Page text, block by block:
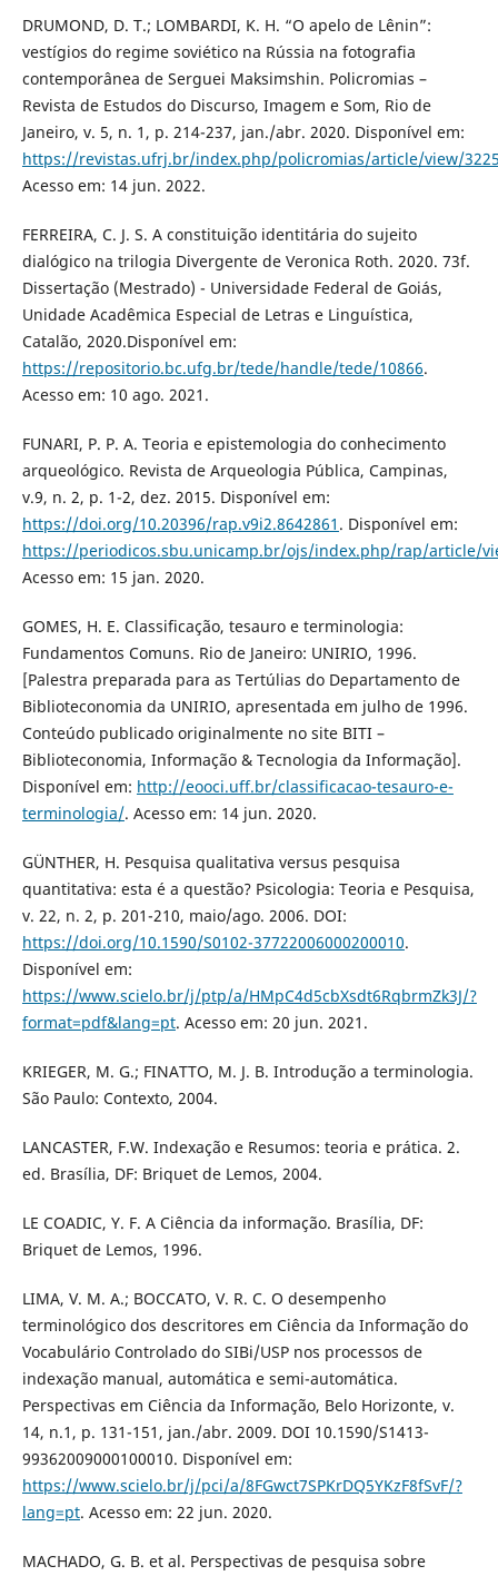
DRUMOND, D. T.; LOMBARDI, K. H. “O apelo de Lênin”:
vestígios do regime soviético na Rússia na fotografia
contemporânea de Serguei Maksimshin. Policromias –
Revista de Estudos do Discurso, Imagem e Som, Rio de
Janeiro, v. 5, n. 1, p. 214-237, jan./abr. 2020. Disponível em:
https://revistas.ufrj.br/index.php/policromias/article/view/
Acesso em: 14 jun. 2022.
FERREIRA, C. J. S. A constituição identitária do sujeito
dialógico na trilogia Divergente de Veronica Roth. 2020. 73f.
Dissertação (Mestrado) - Universidade Federal de Goiás,
Unidade Acadêmica Especial de Letras e Linguística,
Catalão, 2020.Disponível em:
https://repositorio.bc.ufg.br/tede/handle/tede/10866.
Acesso em: 10 ago. 2021.
FUNARI, P. P. A. Teoria e epistemologia do conhecimento
arqueológico. Revista de Arqueologia Pública, Campinas,
v.9, n. 2, p. 1-2, dez. 2015. Disponível em:
https://doi.org/10.20396/rap.v9i2.8642861 . Disponível em:
https://periodicos.sbu.unicamp.br/ojs/index.php/rap/article/
Acesso em: 15 jan. 2020.
GOMES, H. E. Classificação, tesauro e terminologia:
Fundamentos Comuns. Rio de Janeiro: UNIRIO, 1996.
[Palestra preparada para as Tertúlias do Departamento de
Biblioteconomia da UNIRIO, apresentada em julho de 1996.
Conteúdo publicado originalmente no site BITI –
Biblioteconomia, Informação & Tecnologia da Informação].
Disponível em: http://eooci.uff.br/classificacao-tesauro-e-
terminologia/. Acesso em: 14 jun. 2020.
GÜNTHER, H. Pesquisa qualitativa versus pesquisa
quantitativa: esta é a questão? Psicologia: Teoria e Pesquisa,
v. 22, n. 2, p. 201-210, maio/ago. 2006. DOI:
https://doi.org/10.1590/S0102-37722006000200010.
Disponível em:
https://www.scielo.br/j/ptp/a/HMpC4d5cbXsdt6RqbrmZk3J/?
format=pdf&lang=pt. Acesso em: 20 jun. 2021.
KRIEGER, M. G.; FINATTO, M. J. B. Introdução a terminologia.
São Paulo: Contexto, 2004.
LANCASTER, F.W. Indexação e Resumos: teoria e prática. 2.
ed. Brasília, DF: Briquet de Lemos, 2004.
LE COADIC, Y. F. A Ciência da informação. Brasília, DF:
Briquet de Lemos, 1996.
LIMA, V. M. A.; BOCCATO, V. R. C. O desempenho
terminológico dos descritores em Ciência da Informação do
Vocabulário Controlado do SIBi/USP nos processos de
indexação manual, automática e semi-automática.
Perspectivas em Ciência da Informação, Belo Horizonte, v.
14, n.1, p. 131-151, jan./abr. 2009. DOI 10.1590/S1413-
99362009000100010. Disponível em:
https://www.scielo.br/j/pci/a/8FGwct7SPKrDQ5YKzF8fSvF/?
lang=pt. Acesso em: 22 jun. 2020.
MACHADO, G. B. et al. Perspectivas de pesquisa sobre